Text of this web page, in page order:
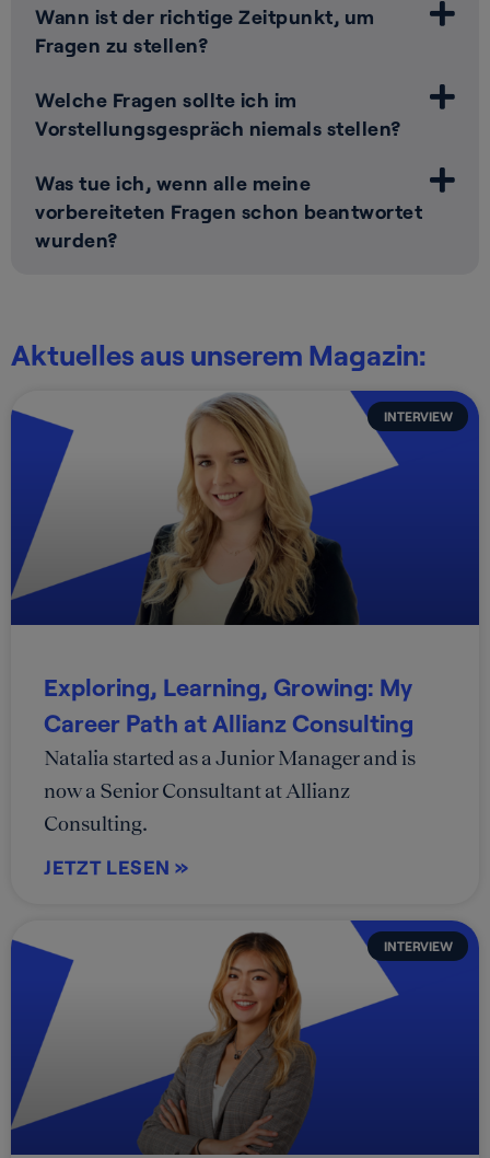
Wann ist der richtige Zeitpunkt, um
Fragen zu stellen?
Welche Fragen sollte ich im
Vorstellungsgespräch niemals stellen?
Was tue ich, wenn alle meine
vorbereiteten Fragen schon beantwortet
wurden?
Aktuelles aus unserem Magazin:
INTERVIEW
Exploring, Learning, Growing: My
Career Path at Allianz Consulting
Natalia started as a Junior Manager and is
now a Senior Consultant at Allianz
Consulting.
JETZT LESEN »
INTERVIEW